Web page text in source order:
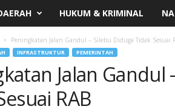
HUKUM & KRIMINAL
Peningkatan Jalan Gandul – Silebu Diduga Tidak Sesuai
INFRASTRUKTUR PEMERINTAH
Jalan Gandul
RAB